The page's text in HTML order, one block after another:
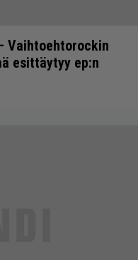
Vaihtoehtorockin
esittäytyy ep:n